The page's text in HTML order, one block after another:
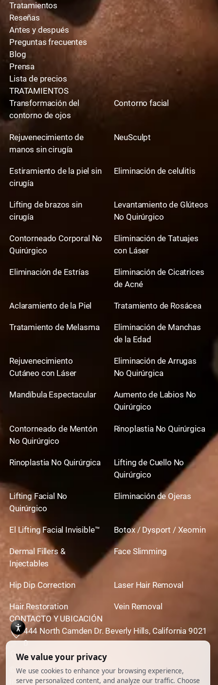
Tratamientos
Reseñas
Antes y después
Preguntas frecuentes
Blog
Prensa
Lista de precios
TRATAMIENTOS
Transformación del
contorno de ojos
Contorno facial
Rejuvenecimiento de
manos sin cirugía
NeuSculpt
Estiramiento de la piel sin
cirugía
Eliminación de celulitis
Lifting de brazos sin
cirugía
Levantamiento de Glúteos
No Quirúrgico
Contorneado Corporal No
Quirúrgico
Eliminación de Tatuajes
con Láser
Eliminación de Estrías
Eliminación de Cicatrices
de Acné
Aclaramiento de la Piel Tratamiento de Rosácea
Tratamiento de Melasma
Eliminación de Manchas
de la Edad
Rejuvenecimiento
Cutáneo con Láser
Eliminación de Arrugas
No Quirúrgica
Mandíbula Espectacular
Aumento de Labios No
Quirúrgico
Contorneado de Mentón
No Quirúrgico
Rinoplastia No Quirúrgica
Rinoplastia No Quirúrgica
Lifting de Cuello No
Quirúrgico
Lifting Facial No
Quirúrgico
Eliminación de Ojeras
El Lifting Facial Invisible™ Botox / Dysport / Xeomin
Dermal Fillers &
Injectables
Face Slimming
Hip Dip Correction Laser Hair Removal
Hair Restoration
Vein Removal
CONTACTO Y UBICACIÓN
444 North Camden Dr. Beverly Hills, California 9021
0
310,651,6267
© 2026 Todos los derechos reservados.
Impulsado porAnkord Media